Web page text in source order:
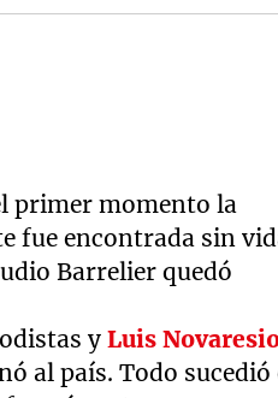
primer momento la
fue encontrada sin
Barrelier quedó
y Luis
al país. Todo sucedió